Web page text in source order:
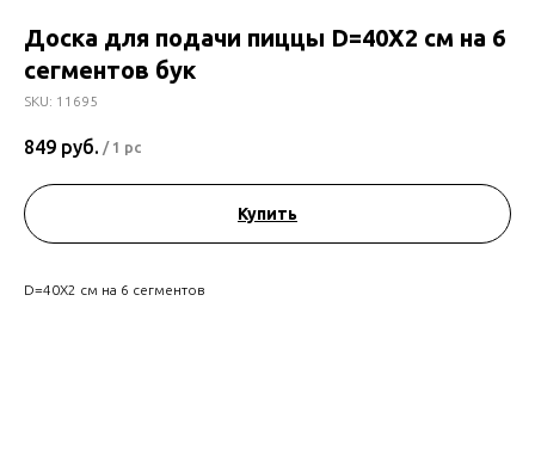
Доска для подачи пиццы D=40X2 см на 6
сегментов бук
SKU: 11695
849 руб. / 1 pc
Купить
D=40X2 см на 6 сегментов